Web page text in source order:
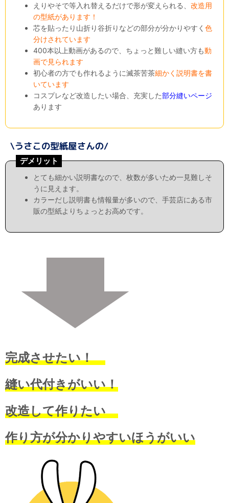
えりやそで等入れ替えるだけで形が変えられる、改造用
の型紙があります！
芯を貼ったり山折り谷折りなどの部分が分かりやすく色
分けされています
400本以上動画があるので、ちょっと難しい縫い方も動
画で見られます
初心者の方でも作れるように滅茶苦茶細かく説明書を書
いています
コスプレなど改造したい場合、充実した部分縫いページ
あります
デメリット
とても細かい説明書なので、枚数が多いため一見難しそ
うに見えます。
カラーだし説明書も情報量が多いので、手芸店にある市
販の型紙よりちょっとお高めです。
完成させたい！
縫い代付きがいい！
改造して作りたい
作り方が分かりやすいほうがいい